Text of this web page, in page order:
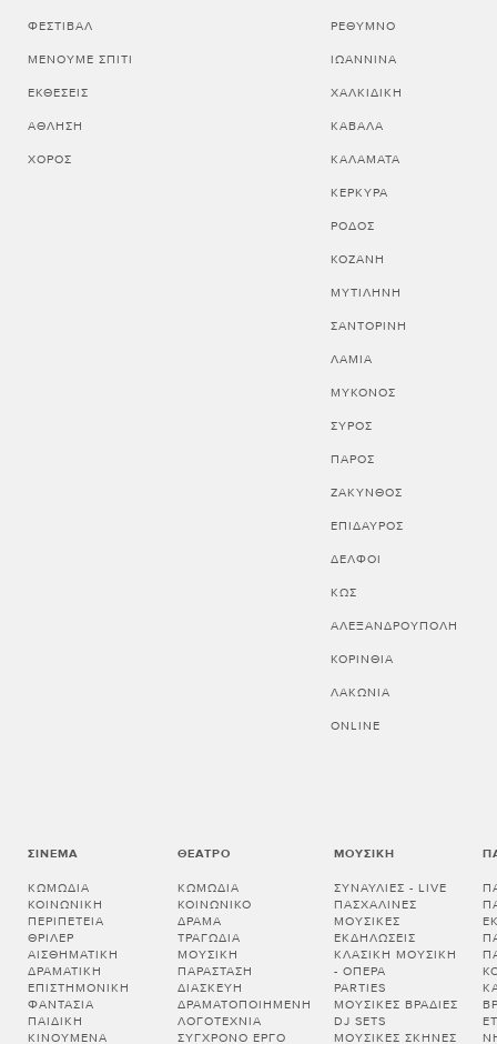
ΦΕΣΤΙΒΆΛ
ΜΈΝΟΥΜΕ ΣΠΊΤΙ
ΕΚΘΈΣΕΙΣ
ΆΘΛΗΣΗ
ΧΟΡΌΣ
ΡΕΘΥΜΝΟ
ΙΩΑΝΝΙΝΑ
ΧΑΛΚΙΔΙΚΗ
ΚΑΒΑΛΑ
ΚΑΛΑΜΑΤΑ
ΚΕΡΚΥΡΑ
ΡΟΔΟΣ
ΚΟΖΑΝΗ
ΜΥΤΙΛΗΝΗ
ΣΑΝΤΟΡΙΝΗ
ΛΑΜΙΑ
ΜΥΚΟΝΟΣ
ΣΥΡΟΣ
ΠΑΡΟΣ
ΖΑΚΥΝΘΟΣ
ΕΠΙΔΑΥΡΟΣ
ΔΕΛΦΟΙ
ΚΩΣ
ΑΛΕΞΑΝΔΡΟΥΠΟΛΗ
ΚΟΡΙΝΘΊΑ
ΛΑΚΩΝΊΑ
ONLINE
ΣΙΝΕΜΆ
ΚΩΜΩΔΊΑ
ΚΟΙΝΩΝΙΚΉ
ΠΕΡΙΠΈΤΕΙΑ
ΘΡΊΛΕΡ
ΑΙΣΘΗΜΑΤΙΚΉ
ΔΡΑΜΑΤΙΚΉ
ΕΠΙΣΤΗΜΟΝΙΚΉ
ΦΑΝΤΑΣΊΑ
ΠΑΙΔΙΚΉ
ΚΙΝΟΎΜΕΝΑ
ΘΈΑΤΡΟ
ΚΩΜΩΔΊΑ
ΚΟΙΝΩΝΙΚΌ
ΔΡΆΜΑ
ΤΡΑΓΩΔΊΑ
ΜΟΥΣΙΚΉ
ΠΑΡΆΣΤΑΣΗ
ΔΙΑΣΚΕΥΉ
ΔΡΑΜΑΤΟΠΟΙΗΜΈΝΗ
ΛΟΓΟΤΕΧΝΊΑ
ΣΎΓΧΡΟΝΟ ΈΡΓΟ
ΜΟΥΣΙΚΉ
ΣΥΝΑΥΛΊΕΣ - LIVE
ΠΑΣΧΑΛΙΝΈΣ
ΜΟΥΣΙΚΈΣ
ΕΚΔΗΛΏΣΕΙΣ
ΚΛΑΣΙΚΉ ΜΟΥΣΙΚΉ
- ΌΠΕΡΑ
PARTIES
ΜΟΥΣΙΚΈΣ ΒΡΑΔΙΈΣ
DJ SETS
ΜΟΥΣΙΚΈΣ ΣΚΗΝΈΣ